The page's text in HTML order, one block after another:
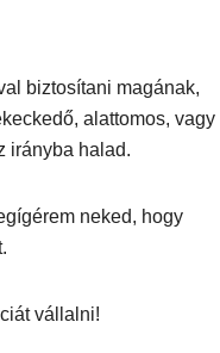
biztosítani magának,
alattomos, vagy
irányba halad.
neked, hogy
vállalni!